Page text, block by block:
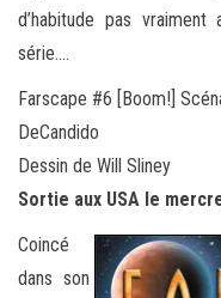
d’habitude pas
série….
Farscape #6 [Boom!]
DeCandido
Dessin de Will Sliney
Sortie aux USA le
Coincé
dans son